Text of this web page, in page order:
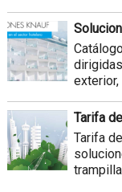
exterior,
Tarifa
Tarifa